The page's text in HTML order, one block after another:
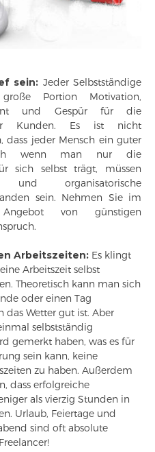
sein: Jeder Selbstständige
Portion Motivation,
und Gespür für die
Kunden. Es ist nicht
dass jeder Mensch ein guter
wenn man nur die
sich selbst trägt, müssen
und organisatorische
sein. Nehmen Sie im
von günstigen
Arbeitszeiten: Es klingt
Arbeitszeit selbst
Theoretisch kann man sich
oder einen Tag
das Wetter gut ist. Aber
selbstständig
gemerkt haben, was es für
sein kann, keine
zu haben. Außerdem
dass erfolgreiche
als vierzig Stunden in
Urlaub, Feiertage und
sind oft absolute